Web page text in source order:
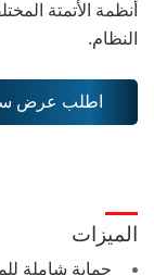
أنظمة الأتمتة
النظام.
اطلب عرض
الميزات
حماية شاملة